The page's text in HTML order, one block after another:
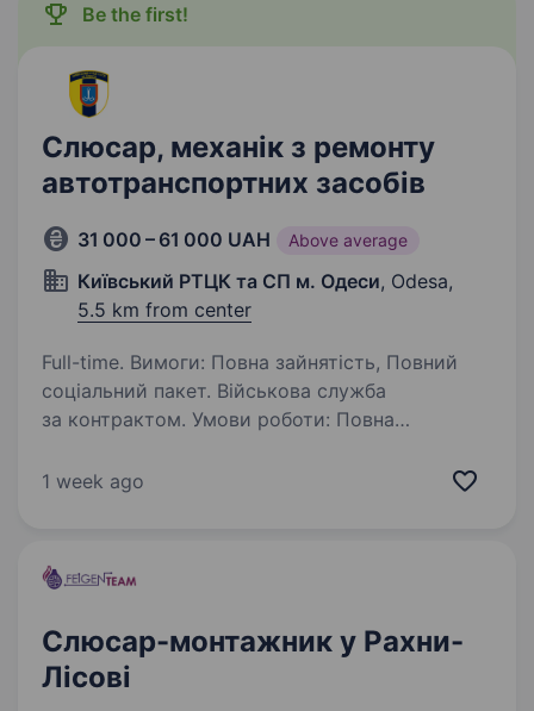
Be the first!
Слюсар, механік з ремонту
автотранспортних засобів
31 000 – 61 000 UAH Above average
Київський РТЦК та СП м. Одеси, Odesa,
5.5 km from center
Full-time. Вимоги: Повна зайнятість, Повний
соціальний пакет. Військова служба
за контрактом. Умови роботи: Повна
за контрактом.
1 week ago
Слюсар-монтажник у Рахни-
Лісові